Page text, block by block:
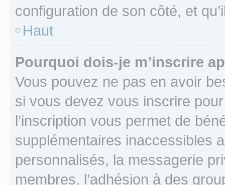
configuration de son côté, et
Haut
Pourquoi dois-je m’inscrire
Vous pouvez ne pas en avoir
si vous devez vous inscrire
l’inscription vous permet de
supplémentaires inaccessibles
personnalisés, la messagerie
membres, l’adhésion à des